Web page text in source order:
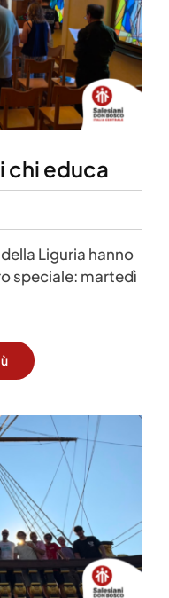
chi educa
Liguria hanno
speciale: martedì